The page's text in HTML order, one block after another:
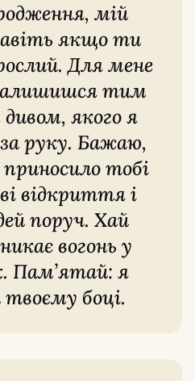
якщо ти
Для мене
тим
якого я
руку. Бажаю,
тобі
відкриття і
поруч. Хай
вогонь у
Пам’ятай: я
боці.